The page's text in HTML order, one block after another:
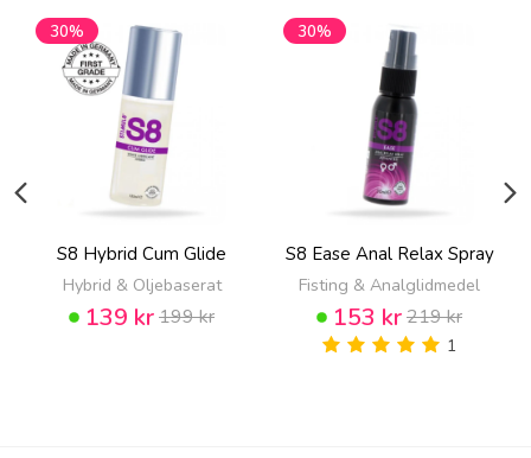
30%
S8 Hybrid Cum Glide
Hybrid & Oljebaserat
139 kr199 kr
30%
S8 Ease Anal Relax Spray
Fisting & Analglidmedel
153 kr219 kr
1